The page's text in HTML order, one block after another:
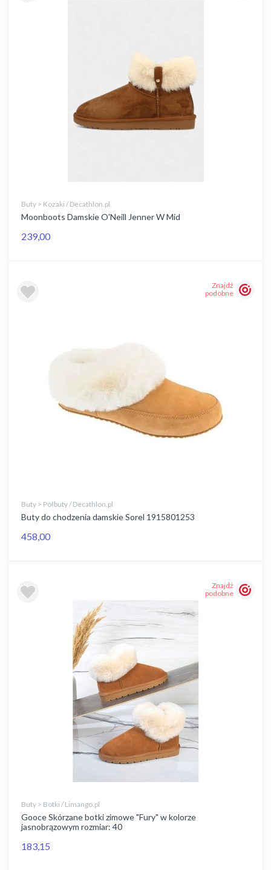
Buty > Kozaki / Decathlon.pl
Moonboots Damskie O'Neill Jenner W Mid
239,00
Znajdź
podobne
Buty > Półbuty / Decathlon.pl
Buty do chodzenia damskie Sorel 1915801253
458,00
Znajdź
podobne
Buty > Botki / Limango.pl
Gooce Skórzane botki zimowe "Fury" w kolorze
jasnobrązowym rozmiar: 40
183,15